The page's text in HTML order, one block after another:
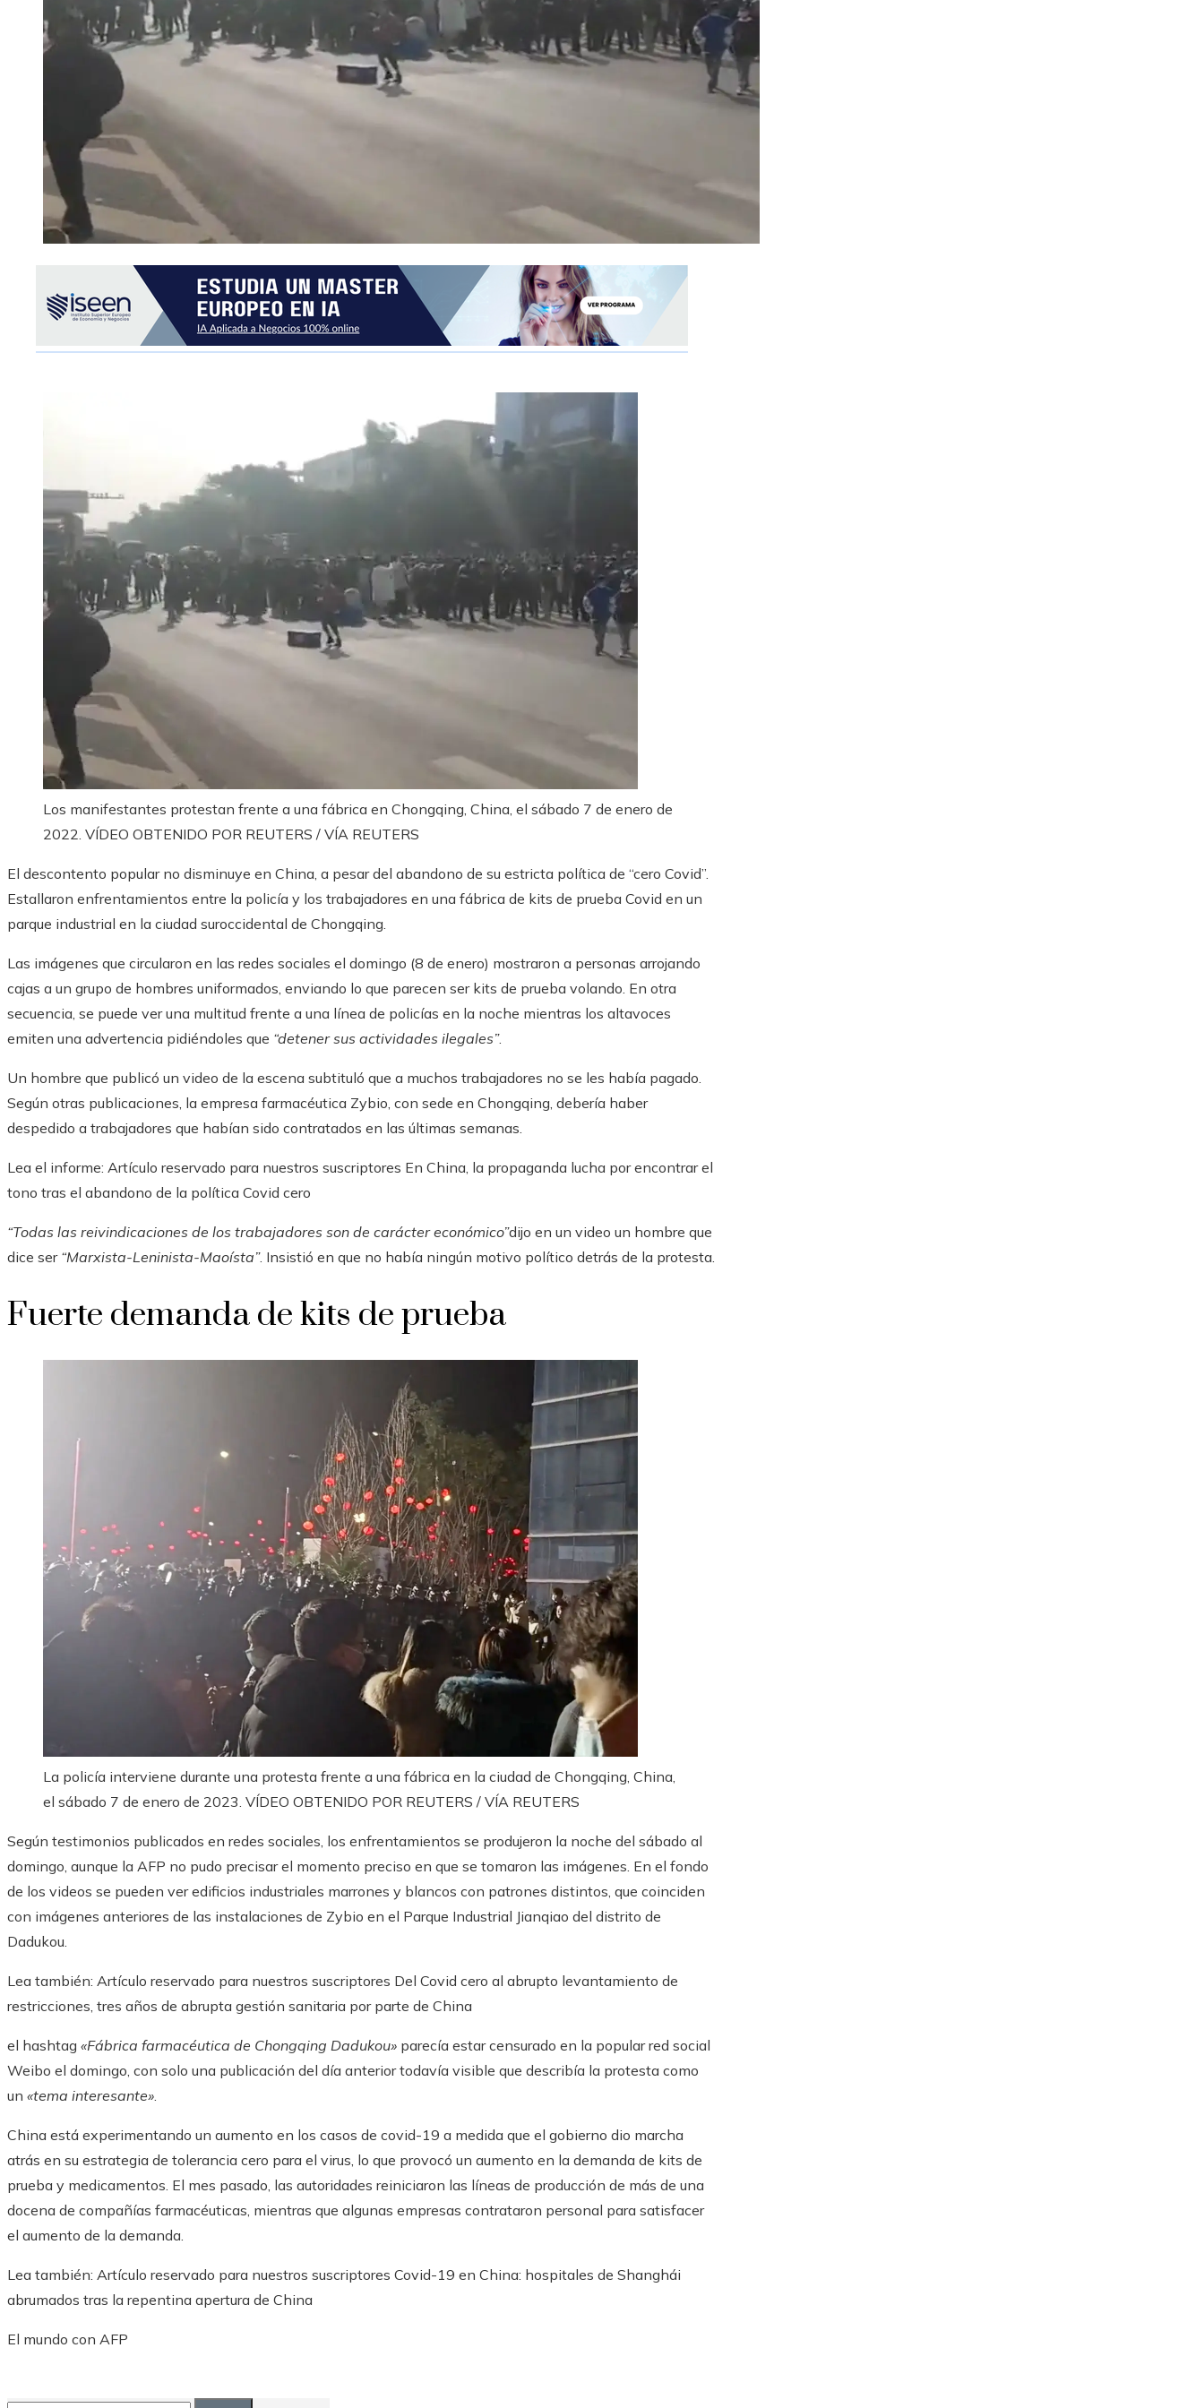
Los manifestantes protestan frente a una fábrica en Chongqing, China, el sábado 7 de enero de
2022. VÍDEO OBTENIDO POR REUTERS / VÍA REUTERS
El descontento popular no disminuye en China, a pesar del abandono de su estricta política de “cero Covid”.
Estallaron enfrentamientos entre la policía y los trabajadores en una fábrica de kits de prueba Covid en un
parque industrial en la ciudad suroccidental de Chongqing.
Las imágenes que circularon en las redes sociales el domingo (8 de enero) mostraron a personas arrojando
cajas a un grupo de hombres uniformados, enviando lo que parecen ser kits de prueba volando. En otra
secuencia, se puede ver una multitud frente a una línea de policías en la noche mientras los altavoces
emiten una advertencia pidiéndoles que “detener sus actividades ilegales”.
Un hombre que publicó un video de la escena subtituló que a muchos trabajadores no se les había pagado.
Según otras publicaciones, la empresa farmacéutica Zybio, con sede en Chongqing, debería haber
despedido a trabajadores que habían sido contratados en las últimas semanas.
Lea el informe: Artículo reservado para nuestros suscriptores En China, la propaganda lucha por encontrar el
tono tras el abandono de la política Covid cero
“Todas las reivindicaciones de los trabajadores son de carácter económico”dijo en un video un hombre que
dice ser “Marxista-Leninista-Maoísta”. Insistió en que no había ningún motivo político detrás de la protesta.
Fuerte demanda de kits de prueba
La policía interviene durante una protesta frente a una fábrica en la ciudad de Chongqing, China,
el sábado 7 de enero de 2023. VÍDEO OBTENIDO POR REUTERS / VÍA REUTERS
Según testimonios publicados en redes sociales, los enfrentamientos se produjeron la noche del sábado al
domingo, aunque la AFP no pudo precisar el momento preciso en que se tomaron las imágenes. En el fondo
de los videos se pueden ver edificios industriales marrones y blancos con patrones distintos, que coinciden
con imágenes anteriores de las instalaciones de Zybio en el Parque Industrial Jianqiao del distrito de
Dadukou.
Lea también: Artículo reservado para nuestros suscriptores Del Covid cero al abrupto levantamiento de
restricciones, tres años de abrupta gestión sanitaria por parte de China
el hashtag «Fábrica farmacéutica de Chongqing Dadukou» parecía estar censurado en la popular red social
Weibo el domingo, con solo una publicación del día anterior todavía visible que describía la protesta como
un «tema interesante»
China está experimentando un aumento en los casos de covid-19 a medida que el gobierno dio marcha
atrás en su estrategia de tolerancia cero para el virus, lo que provocó un aumento en la demanda de kits de
prueba y medicamentos. El mes pasado, las autoridades reiniciaron las líneas de producción de más de una
docena de compañías farmacéuticas, mientras que algunas empresas contrataron personal para satisfacer
el aumento de la demanda.
Lea también: Artículo reservado para nuestros suscriptores Covid-19 en China: hospitales de Shanghái
abrumados tras la repentina apertura de China
El mundo con AFP